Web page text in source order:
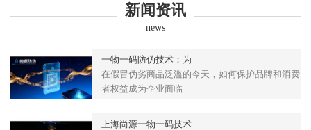
新闻资讯
news
一物一码防伪技术：为
在假冒伪劣商品泛滥的今天，如何保护品牌和消费
者权益成为企业面临
上海尚源一物一码技术